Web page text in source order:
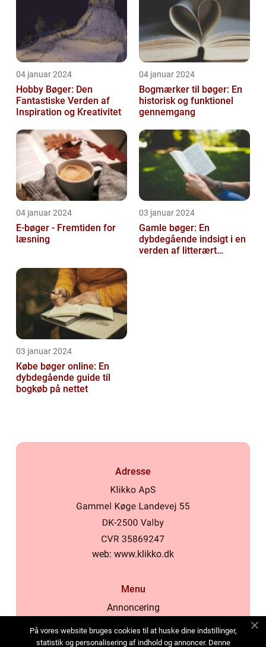
04 januar 2024
Hobby Bøger: Den
Fantastiske Verden af
Inspiration og Kreativitet
04 januar 2024
Bogmærker til bøger: En
historisk og funktionel
gennemgang
04 januar 2024
E-bøger - Fremtiden for
læsning
03 januar 2024
Gamle bøger: En
dybdegående indsigt i en
verden af litterært
03 januar 2024
Købe bøger online: En
dybdegående guide til
bogkøb på nettet
Adresse
web: www.klikko.dk
Menu
Annoncering
Cookies
På vores website bruges cookies til at huske dine indstillinger,
statistik og personalisering af indhold og annoncer. Denne